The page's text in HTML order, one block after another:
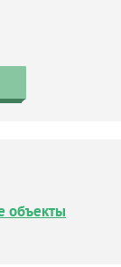
объекты